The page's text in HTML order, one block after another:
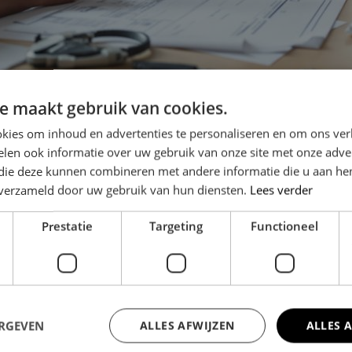
kracht achter
kan niet om duurzaamheid heen. Bedrijven willen hun
Daarom kiezen steeds meer ondernemers ervoor om
hierin adviseren over de juiste stappen en oplossingen. Denk
verduurzamen van kantoorpanden levert niet alleen
maken duurzame oplossingen aantrekkelijker dan ooit.
én klanten waarde aan hechten.
hand in hand
om meer dan bouwtechnische verbeteringen. Technologie
maakt gebruik van cookies.
om inhoud en advertenties te personaliseren en om ons
ook informatie over uw gebruik van onze site met onze
deze kunnen combineren met andere informatie die u aan
door uw gebruik van hun diensten. Lees verder
Prestatie Targeting Functioneel
ALLES
ALLES AFWIJZEN